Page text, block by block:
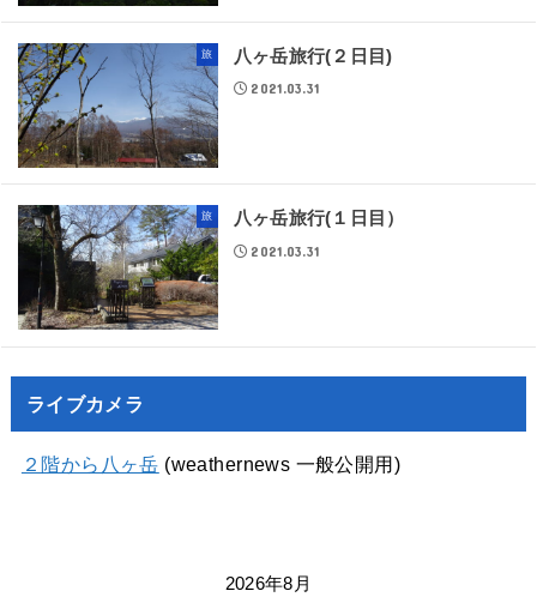
旅 八ヶ岳旅行(２日目)
2021.03.31
旅 八ヶ岳旅行(１日目）
2021.03.31
ライブカメラ
２階から八ヶ岳 (weathernews 一般公開用)
2026年8月